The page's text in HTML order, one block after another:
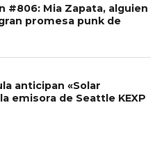
#806: Mia Zapata, alguien
promesa punk de
anticipan «Solar
emisora de Seattle KEXP